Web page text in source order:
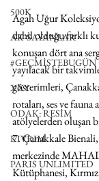
500K
AK-SAYANLAR
#GEÇMİŞTEBUGÜN
XXY
ODAK: RESİM
KIVRIM
PARIS UNLIMITED
Agah Uğur
dahil olduğu farklı
konuşan dört ana
yayılacak bir
gösterimleri,
rotaları, ses ve
atölyelerden oluşan
7. Çanakkale
merkezinde
Kütüphanesi,